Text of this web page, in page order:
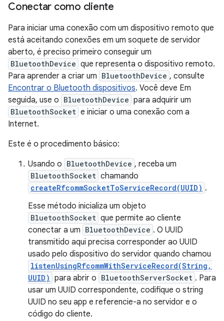
Conectar como cliente
Para iniciar uma conexão com um dispositivo remoto que
está aceitando conexões em um soquete de servidor
aberto, é preciso primeiro conseguir um
BluetoothDevice que representa o dispositivo remoto.
Para aprender a criar um BluetoothDevice , consulte
Encontrar o Bluetooth dispositivos. Você deve Em
seguida, use o BluetoothDevice para adquirir um
BluetoothSocket e iniciar o uma conexão com a
Internet.
Este é o procedimento básico:
Usando o BluetoothDevice , receba um
BluetoothSocket chamando
createRfcommSocketToServiceRecord(UUID) .
Esse método inicializa um objeto
BluetoothSocket que permite ao cliente
conectar a um BluetoothDevice . O UUID
transmitido aqui precisa corresponder ao UUID
usado pelo dispositivo do servidor quando chamou
listenUsingRfcommWithServiceRecord(String,
UUID) para abrir o BluetoothServerSocket . Para
usar um UUID correspondente, codifique o string
UUID no seu app e referencie-a no servidor e o
código do cliente.